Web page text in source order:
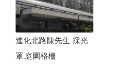
進化北路陳先生-採光
罩.庭園格柵